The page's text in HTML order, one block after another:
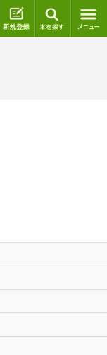
ログイン 新規登録